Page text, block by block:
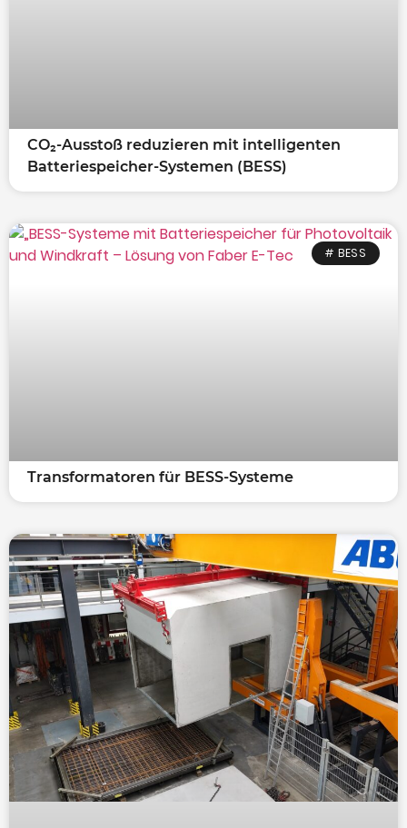
CO₂-Ausstoß reduzieren mit intelligenten
Batteriespeicher-Systemen (BESS)
# BESS
Transformatoren für BESS-Systeme